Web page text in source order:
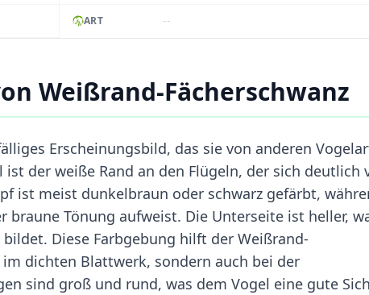
ART --
Weißrand-Fächerschwanz
Erscheinungsbild, das sie von anderen
der weiße Rand an den Flügeln, der sich deutlich
ist meist dunkelbraun oder schwarz gefärbt,
braune Tönung aufweist. Die Unterseite ist heller,
Diese Farbgebung hilft der Weißrand-
dichten Blattwerk, sondern auch bei der
sind groß und rund, was dem Vogel eine gute